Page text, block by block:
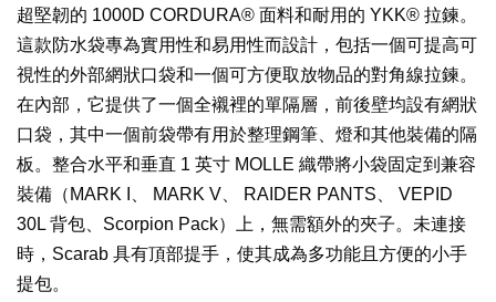
超堅韌的 1000D CORDURA® 面料和耐用的 YKK® 拉鍊。
這款防水袋專為實用性和易用性而設計，包括一個可提高可
視性的外部網狀口袋和一個可方便取放物品的對角線拉鍊。
在內部，它提供了一個全襯裡的單隔層，前後壁均設有網狀
口袋，其中一個前袋帶有用於整理鋼筆、燈和其他裝備的隔
板。整合水平和垂直 1 英寸 MOLLE 織帶將小袋固定到兼容
裝備（ MARK I、 MARK V、 RAIDER PANTS、
VEPID
30L 背包
Scorpion Pack）上，無需額外的夾子。未連接
時，Scarab 具有頂部提手，使其成為多功能且方便的小手
提包。